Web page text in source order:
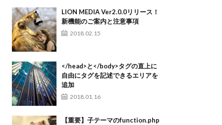
LION MEDIA Ver2.0.0リリース！
新機能のご案内と注意事項
2018.02.15
</head>と</body>タグの直上に
自由にタグを記述できるエリアを
追加
2018.01.16
【重要】子テーマのfunction.php